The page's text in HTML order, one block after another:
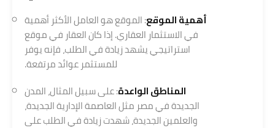
أهمية الموقع: الموقع هو العامل الأكثر أهمية
في الاستثمار العقاري. إذا كان العقار في موقع
استراتيجي يشهد زيادة في الطلب، فإنه يوفر
للمستثمر عوائد مرتفعة.
المناطق الواعدة: على سبيل المثال، المدن
الجديدة في مصر مثل العاصمة الإدارية الجديدة،
والعلمين الجديدة، شهدت زيادة في الطلب على